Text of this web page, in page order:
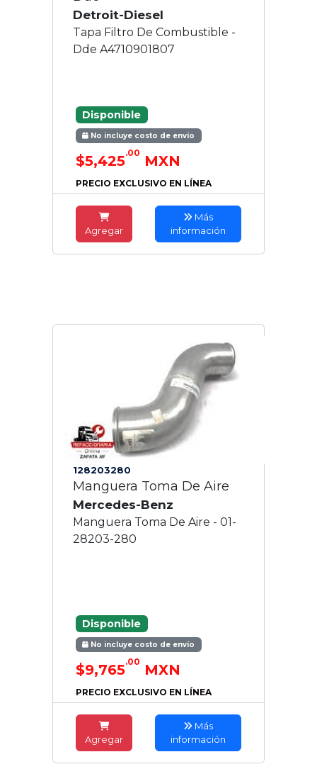
Detroit-Diesel
Tapa Filtro De Combustible -
Dde A4710901807
Disponible
No incluye costo de envío
$5,425.00 MXN
PRECIO EXCLUSIVO EN LÍNEA
Agregar
Más
información
128203280
Manguera Toma De Aire
Mercedes-Benz
Manguera Toma De Aire - 01-
28203-280
Disponible
No incluye costo de envío
$9,765.00 MXN
PRECIO EXCLUSIVO EN LÍNEA
Agregar
Más
información